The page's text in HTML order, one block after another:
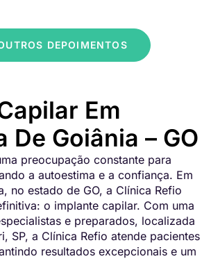
DEPOIMENTOS
Em
De Goiânia – GO
preocupação constante para
a autoestima e a confiança. Em
no estado de GO, a Clínica Refio
o implante capilar. Com uma
e preparados, localizada
SP, a Clínica Refio atende pacientes
resultados excepcionais e um